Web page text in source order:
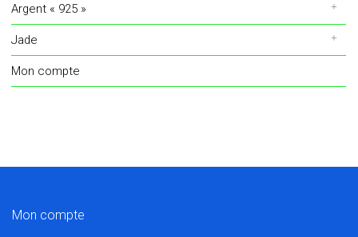
Argent « 925 »
Jade
Mon compte
Mon compte